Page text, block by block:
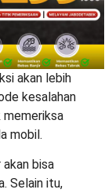
akan lebih
kesalahan
memeriksa
mobil.
bisa
Selain itu,